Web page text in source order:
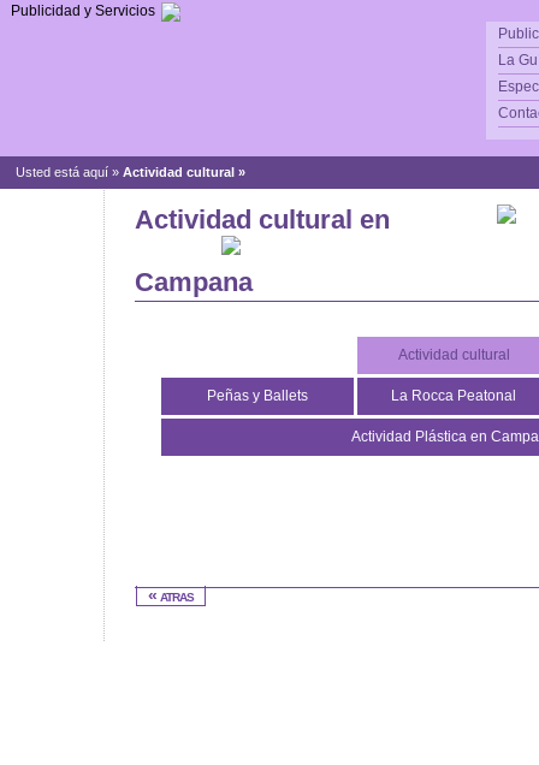
Publicidad y Servicios
La
Usted está aquí » Actividad cultural »
Actividad cultural en
Campana
Actividad cultural
Peñas y Ballets La Rocca Peatonal
Actividad Plástica en
« atras